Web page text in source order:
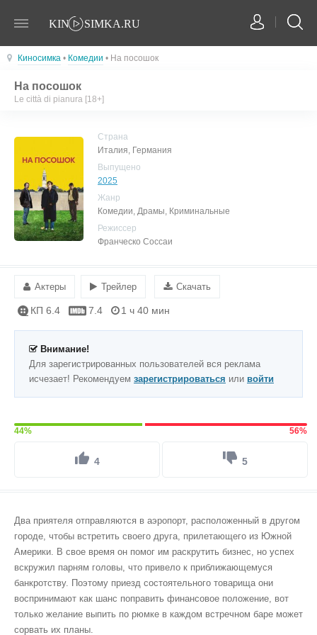
Киносимка • Комедии • На посошок
На посошок
Le città di pianura [18+]
Страна
Италия, Германия
Выпущено
2025
Жанр
Комедии, Драмы, Криминальные
Режиссер
Франческо Соссаи
Актеры Трейлер Скачать
КП 6.4 7.4 1 ч 40 мин
Внимание!
Для зарегистрированных пользователей вся реклама
исчезает! Рекомендуем зарегистрироваться или войти
44% 56%
4 5
Два приятеля отправляются в аэропорт, расположенный в другом
городе, чтобы встретить своего друга, прилетающего из Южной
Америки. В свое время он помог им раскрутить бизнес, но успех
вскружил парням головы, что привело к приближающемуся
банкротству. Поэтому приезд состоятельного товарища они
воспринимают как шанс поправить финансовое положение, вот
только желание выпить по рюмке в каждом встречном баре может
сорвать их планы.